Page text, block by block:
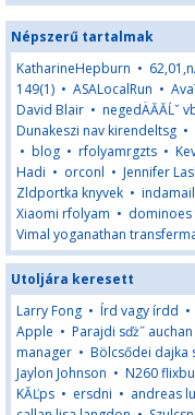
Népszerű tartalmak
KatharineHepburn •
149(1) • ASALocalRun •
David Blair • negedÄĂĂĹˇ
Dunakeszi nav kirendeltsg •
• blog • rfolyamrgzts •
Hadi • orconl • Jennifer
Zldportka knyvek •
Xiaomi rfolyam • dominoes
Vimal yoganathan
Utoljára keresett
Larry Fong • Írd vagy írdd •
Apple • Parajdi sďż˝ auchan
manager • Bölcsődei dajka
Jaylon Johnson • N260
KĂĽps • ersdni • andreas